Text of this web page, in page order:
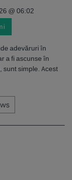
@ 06:02
adevăruri în
a fi ascunse în
sunt simple. Acest